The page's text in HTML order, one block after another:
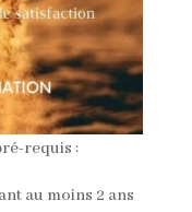
requis :
au moins 2 ans